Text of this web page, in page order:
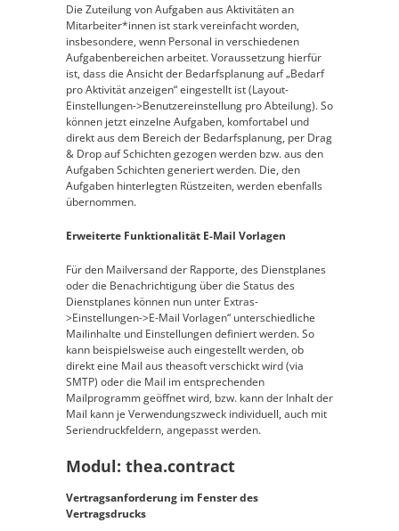
Die Zuteilung von Aufgaben aus Aktivitäten an
Mitarbeiter*innen ist stark vereinfacht worden,
insbesondere, wenn Personal in verschiedenen
Aufgabenbereichen arbeitet. Voraussetzung hierfür
ist, dass die Ansicht der Bedarfsplanung auf „Bedarf
pro Aktivität anzeigen“ eingestellt ist (Layout-
Einstellungen->Benutzereinstellung pro Abteilung). So
können jetzt einzelne Aufgaben, komfortabel und
direkt aus dem Bereich der Bedarfsplanung, per Drag
& Drop auf Schichten gezogen werden bzw. aus den
Aufgaben Schichten generiert werden. Die, den
Aufgaben hinterlegten Rüstzeiten, werden ebenfalls
übernommen.
Erweiterte Funktionalität E-Mail Vorlagen
Für den Mailversand der Rapporte, des Dienstplanes
oder die Benachrichtigung über die Status des
Dienstplanes können nun unter Extras-
>Einstellungen->E-Mail Vorlagen“ unterschiedliche
Mailinhalte und Einstellungen definiert werden. So
kann beispielsweise auch eingestellt werden, ob
direkt eine Mail aus theasoft verschickt wird (via
SMTP) oder die Mail im entsprechenden
Mailprogramm geöffnet wird, bzw. kann der Inhalt der
Mail kann je Verwendungszweck individuell, auch mit
Seriendruckfeldern, angepasst werden.
Modul: thea.contract
Vertragsanforderung im Fenster des
Vertragsdrucks